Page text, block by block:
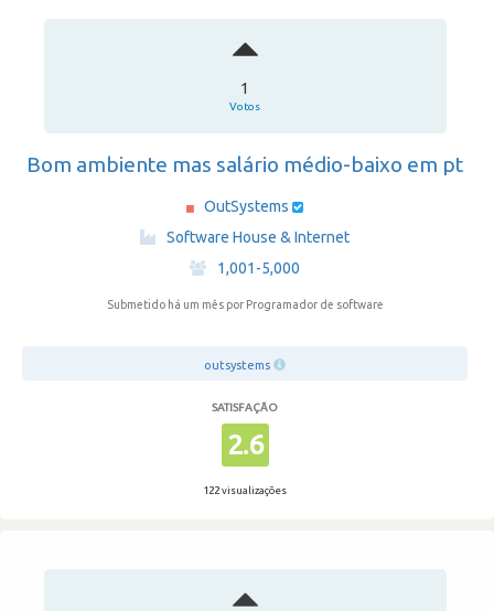
1
Votos
Bom ambiente mas salário médio-baixo em pt
OutSystems
Software House & Internet
·
1,001-5,000
Submetido há um mês por Programador de software
outsystems
SATISFAÇÃO
2.6
122 visualizações